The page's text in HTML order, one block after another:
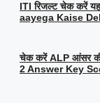
ITI रिजल्ट चेक करें
aayega Kaise
चेक करें ALP आंसर की
2 Answer Key